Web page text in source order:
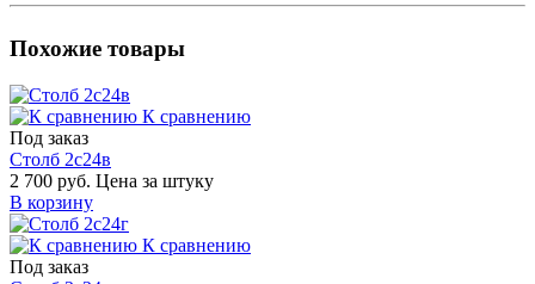
Похожие товары
К сравнению
Под заказ
Столб 2с24в
2 700 руб. Цена за штуку
В корзину
К сравнению
Под заказ